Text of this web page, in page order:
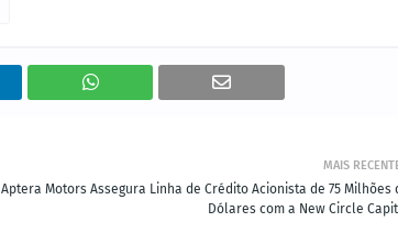
MAIS
Aptera Motors Assegura Linha de Crédito Acionista de 75 Milhões
Dólares com a New Circle